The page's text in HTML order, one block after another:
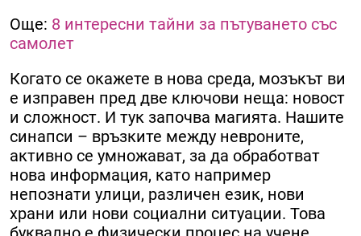
Още: 8 интересни тайни за пътуването със
самолет
Когато се окажете в нова среда, мозъкът ви
е изправен пред две ключови неща: новост
и сложност. И тук започва магията. Нашите
синапси – връзките между невроните,
активно се умножават, за да обработват
нова информация, като например
непознати улици, различен език, нови
храни или нови социални ситуации. Това